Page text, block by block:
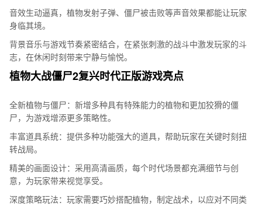
音效生动逼真，植物发射子弹、僵尸被击败等声音效果都能让玩家
身临其境。
背景音乐与游戏节奏紧密结合，在紧张刺激的战斗中激发玩家的斗
志，在休闲时刻带来宁静与愉悦。
植物大战僵尸2复兴时代正版游戏亮点
全新植物与僵尸：新增多种具有特殊能力的植物和更加狡猾的僵
尸，为游戏增添更多策略性。
丰富道具系统：提供多种功能强大的道具，帮助玩家在关键时刻扭
转战局。
精美的画面设计：采用高清画质，每个时代场景都充满细节与创
意，为玩家带来视觉享受。
深度策略玩法：玩家需要巧妙搭配植物，制定战术，以应对不同类